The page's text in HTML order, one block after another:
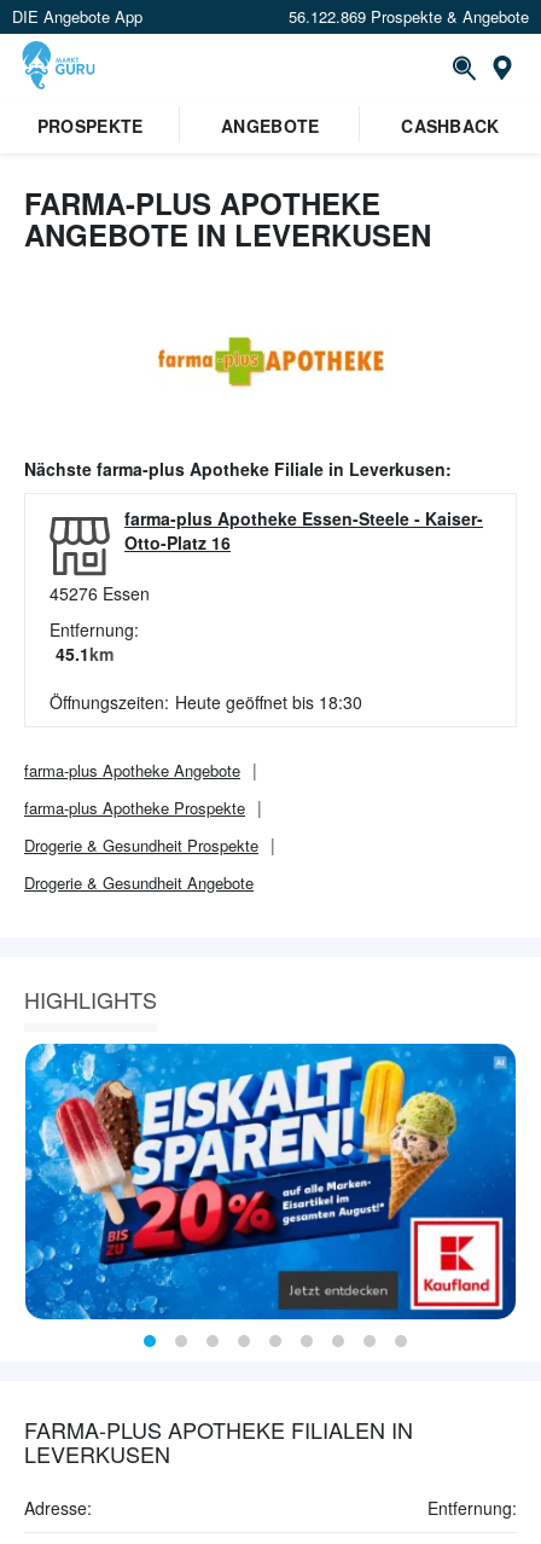
DIE Angebote App 56.122.869 Prospekte & Angebote
PROSPEKTE
ANGEBOTE CASHBACK
FARMA-PLUS APOTHEKE
ANGEBOTE IN LEVERKUSEN
Nächste farma-plus Apotheke Filiale in Leverkusen:
farma-plus Apotheke Essen-Steele - Kaiser-
Otto-Platz 16
45276 Essen
Entfernung:
45.1km
Öffnungszeiten: Heute geöffnet bis 18:30
farma-plus Apotheke Angebote
farma-plus Apotheke Prospekte
Drogerie & Gesundheit Prospekte
Drogerie & Gesundheit Angebote
HIGHLIGHTS
FARMA-PLUS APOTHEKE FILIALEN IN
LEVERKUSEN
Adresse: Entfernung: